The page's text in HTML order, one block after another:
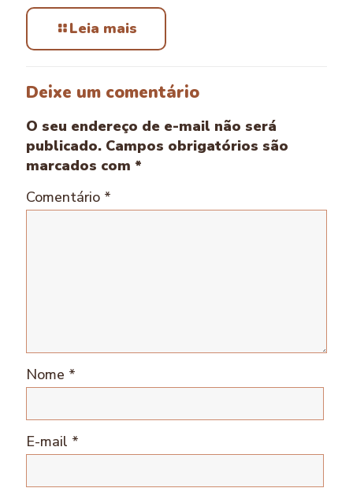
Leia mais
Deixe um comentário
O seu endereço de e-mail não será
publicado. Campos obrigatórios são
marcados com *
Comentário *
Nome *
E-mail *